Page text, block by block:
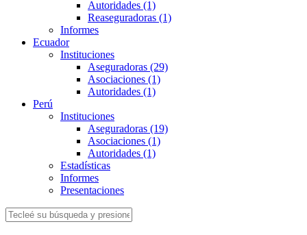
Autoridades (1)
Reaseguradoras (1)
Informes
Ecuador
Instituciones
Aseguradoras (29)
Asociaciones (1)
Autoridades (1)
Perú
Instituciones
Aseguradoras (19)
Asociaciones (1)
Autoridades (1)
Estadísticas
Informes
Presentaciones